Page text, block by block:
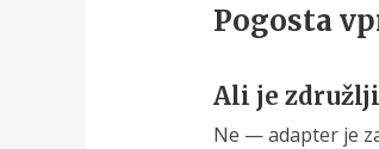
Pogosta
Ali je
Ne — adapter je